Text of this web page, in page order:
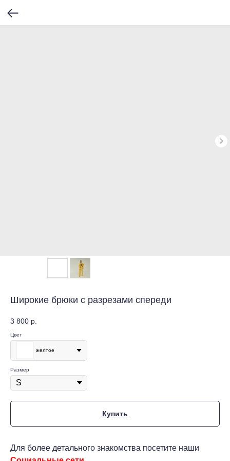
Широкие брюки с разрезами спереди
3 800 р.
Цвет
желтое
Размер
Купить
Для более детального знакомства посетите наши